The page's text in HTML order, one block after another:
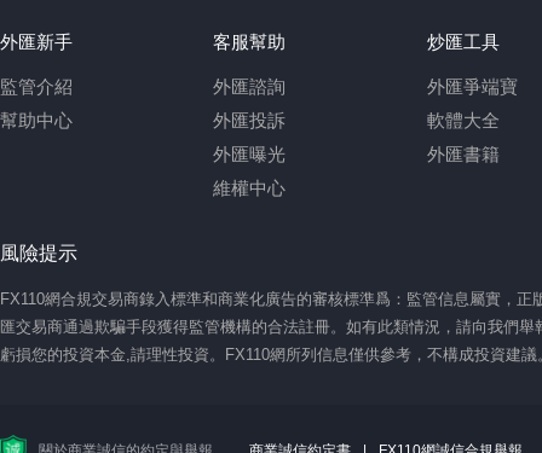
外匯新手
監管介紹
幫助中心
客服幫助
外匯諮詢
外匯投訴
外匯曝光
維權中心
炒匯工具
外匯爭端寶
軟體大全
外匯書籍
風險提示
FX110網合規交易商錄入標準和商業化廣告的審核標準爲：監管信息屬實，
匯交易商通過欺騙手段獲得監管機構的合法註冊。如有此類情況，請向我們
虧損您的投資本金,請理性投資。FX110網所列信息僅供參考，不構成投資建